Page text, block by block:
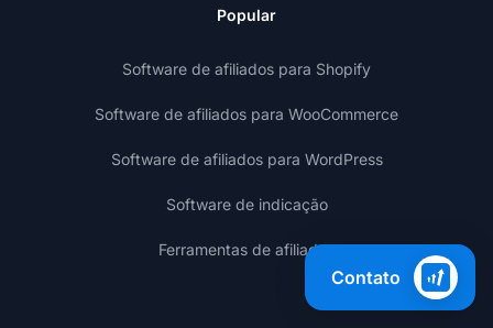
Popular
Software de afiliados para Shopify
Software de afiliados para WooCommerce
Software de afiliados para WordPress
Software de indicação
Ferramentas de afiliados
Contato